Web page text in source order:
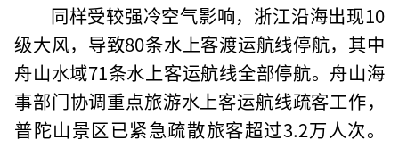
同样受较强冷空气影响，浙江沿海出现10
级大风，导致80条水上客渡运航线停航，其中
舟山水域71条水上客运航线全部停航。舟山海
事部门协调重点旅游水上客运航线疏客工作，
普陀山景区已紧急疏散旅客超过3.2万人次。